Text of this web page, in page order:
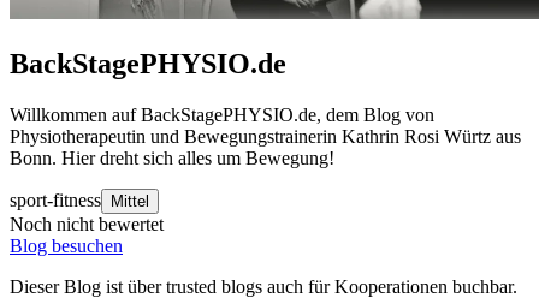
BackStagePHYSIO.de
Willkommen auf BackStagePHYSIO.de, dem Blog von
Physiotherapeutin und Bewegungstrainerin Kathrin Rosi Würtz aus
Bonn. Hier dreht sich alles um Bewegung!
sport-fitness Mittel
Noch nicht bewertet
Blog besuchen
Dieser Blog ist über trusted blogs auch für Kooperationen buchbar.